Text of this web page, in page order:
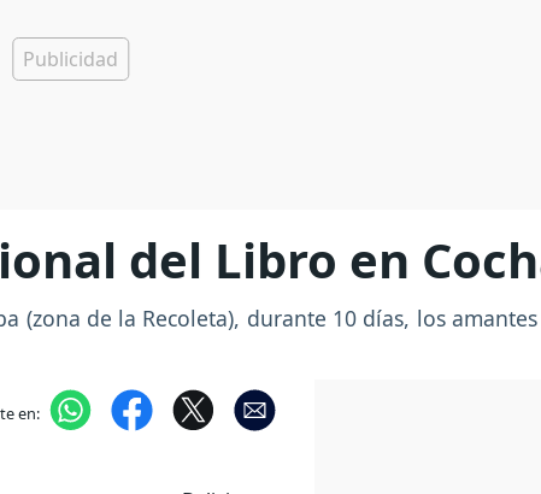
del Libro en
(zona de la Recoleta), durante 10 días, los
en: